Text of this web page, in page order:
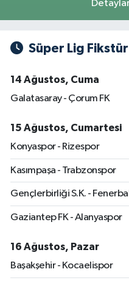
Süper Lig Fikstür
14 Ağustos, Cuma
Galatasaray - Çorum FK
15 Ağustos, Cumartesi
Konyaspor - Rizespor
Kasımpaşa - Trabzonspor
Gençlerbirliği S.K. -
Gaziantep FK - Alanyaspor
16 Ağustos, Pazar
Başakşehir - Kocaelispor